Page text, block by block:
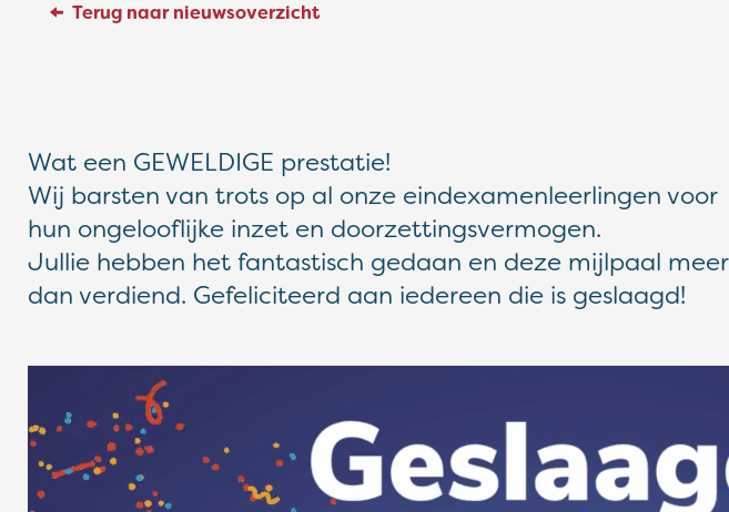
Terug naar nieuwsoverzicht
Wat een GEWELDIGE prestatie!
Wij barsten van trots op al onze eindexamenleerlingen voor
hun ongelooflijke inzet en doorzettingsvermogen.
Jullie hebben het fantastisch gedaan en deze mijlpaal meer
dan verdiend. Gefeliciteerd aan iedereen die is geslaagd!